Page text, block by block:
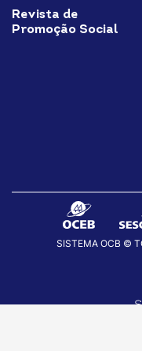
Revista de
Promoção Social
SISTEMA OCB ©